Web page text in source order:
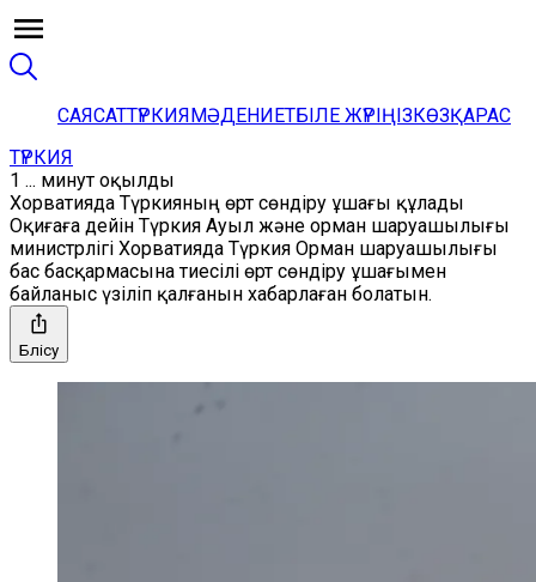
САЯСАТТҮРКИЯМӘДЕНИЕТБІЛЕ ЖҮРІҢІЗКӨЗҚАРАС
ТҮРКИЯ
1 ... минут оқылды
Хорватияда Түркияның өрт сөндіру ұшағы құлады
Оқиғаға дейін Түркия Ауыл және орман шаруашылығы
министрлігі Хорватияда Түркия Орман шаруашылығы
бас басқармасына тиесілі өрт сөндіру ұшағымен
байланыс үзіліп қалғанын хабарлаған болатын.
Бөлісу